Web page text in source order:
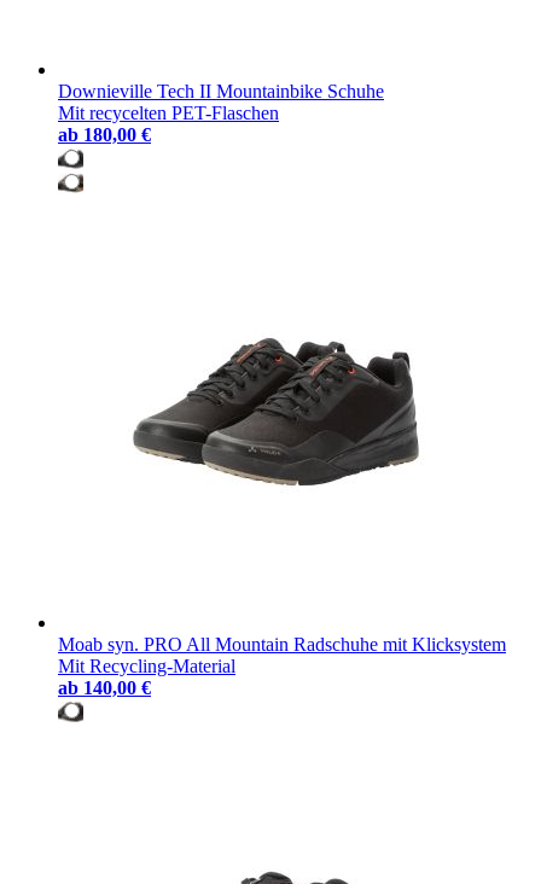
Downieville Tech II Mountainbike Schuhe
Mit recycelten PET-Flaschen
ab 180,00 €
Moab syn. PRO All Mountain Radschuhe mit Klicksystem
Mit Recycling-Material
ab 140,00 €